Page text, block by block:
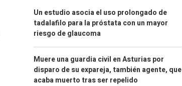
Un estudio asocia el uso prolongado de
tadalafilo para la próstata con un mayor
riesgo de glaucoma
Muere una guardia civil en Asturias por
disparo de su expareja, también agente, que
acaba muerto tras ser repelido